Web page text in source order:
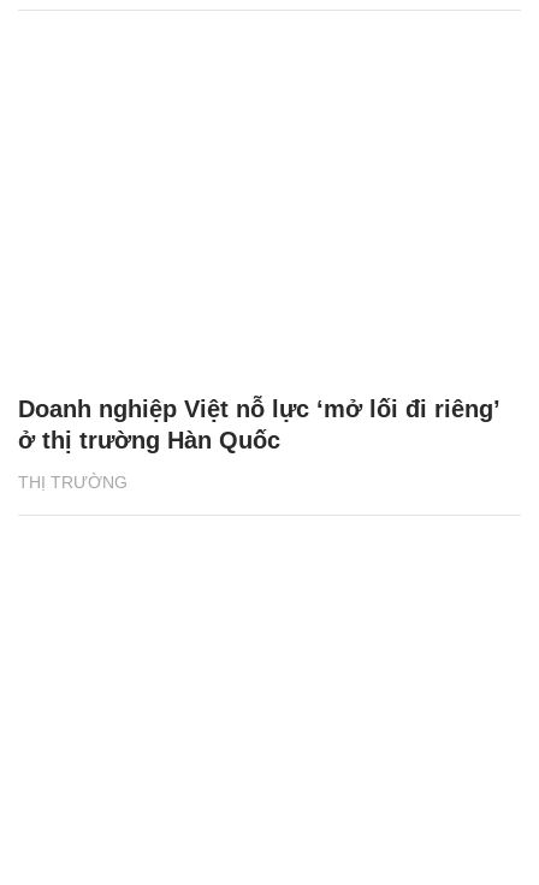
THỊ TRƯỜNG
Doanh nghiệp Việt nỗ lực ‘mở lối đi riêng’
ở thị trường Hàn Quốc